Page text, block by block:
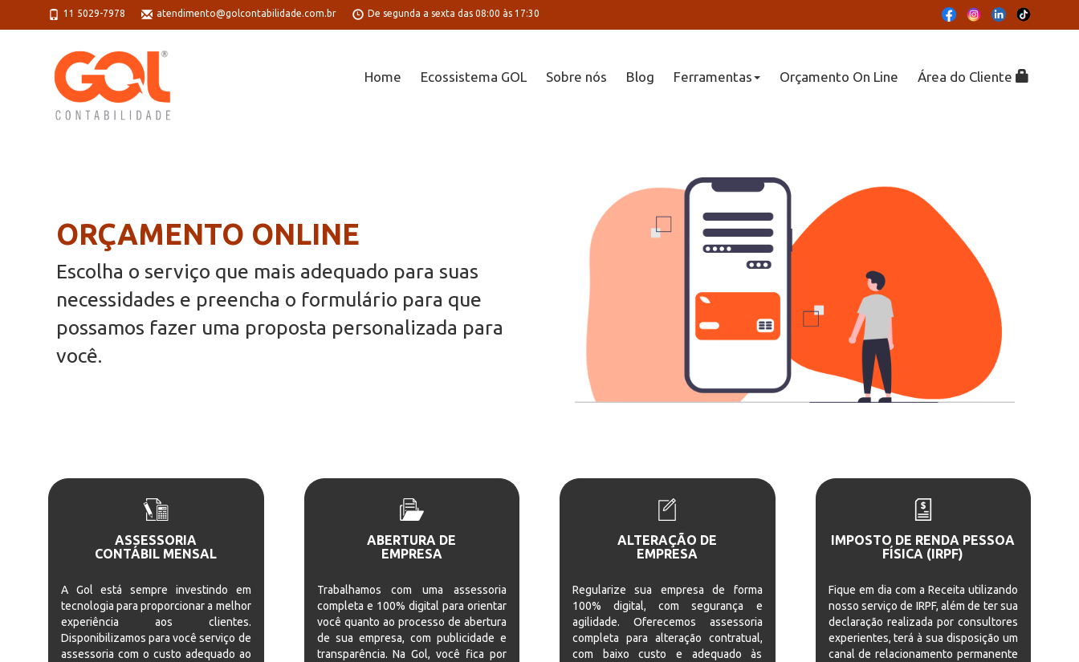
11 5029-7978 atendimento@golcontabilidade.com.br De segunda a sexta das 08:00 às 17:30
Home Ecossistema GOL Sobre nós Blog Ferramentas Orçamento On Line Área do Cliente
ORÇAMENTO ONLINE
Escolha o serviço que mais adequado para suas
necessidades e preencha o formulário para que
possamos fazer uma proposta personalizada para
você.
ASSESSORIA
CONTÁBIL MENSAL
A Gol está sempre investindo em
tecnologia para proporcionar a melhor
experiência aos clientes.
Disponibilizamos para você serviço de
assessoria com o custo adequado ao
ABERTURA DE
EMPRESA
Trabalhamos com uma assessoria
completa e 100% digital para orientar
você quanto ao processo de abertura
de sua empresa, com publicidade e
transparência. Na Gol, você fica por
ALTERAÇÃO DE
EMPRESA
Regularize sua empresa de forma
100% digital, com segurança e
agilidade. Oferecemos assessoria
completa para alteração contratual,
com baixo custo e adequado às
IMPOSTO DE RENDA PESSOA
FÍSICA (IRPF)
Fique em dia com a Receita utilizando
nosso serviço de IRPF, além de ter sua
declaração realizada por consultores
experientes, terá à sua disposição um
canal de relacionamento permanente